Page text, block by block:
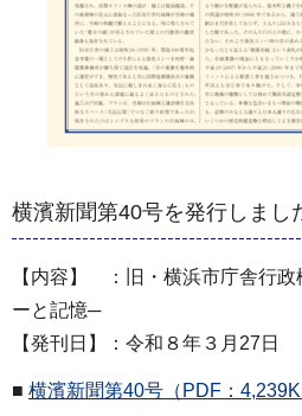
横濱新聞第40号を発行しまし
【内容】 ：旧・横浜市庁舎行
ーと記憶─
【発刊日】：令和８年３月27日
■ 横濱新聞第40号（PDF：